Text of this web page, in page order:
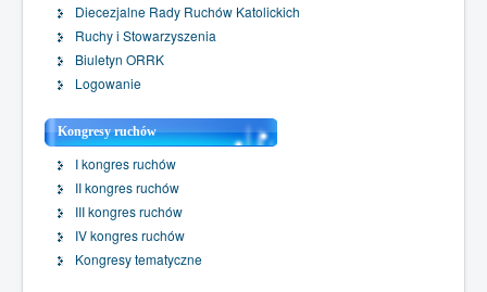
Diecezjalne Rady Ruchów Katolickich
Ruchy i Stowarzyszenia
Biuletyn ORRK
Logowanie
Kongresy ruchów
I kongres ruchów
II kongres ruchów
III kongres ruchów
IV kongres ruchów
Kongresy tematyczne